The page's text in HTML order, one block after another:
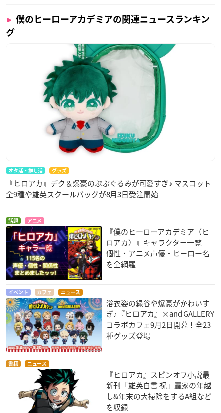
僕のヒーローアカデミアの関連ニュースランキン
グ
オタ活・推し活 グッズ
『ヒロアカ』デク＆爆豪のぷぷぐるみが可愛すぎ♪ マスコット
全9種や雄英スクールバッグが8月3日受注開始
話題 アニメ
『僕のヒーローアカデミア（ヒ
ロアカ）』キャラクター一覧
個性・アニメ声優・ヒーロー名
を全網羅
イベント カフェ ニュース
浴衣姿の緑谷や爆豪がかわいす
ぎ♪『ヒロアカ』×and GALLERY
コラボカフェ9月2日開幕！全23
種グッズ登場
書籍 ニュース
『ヒロアカ』スピンオフ小説最
新刊「雄英白書 祝」轟家の年越
し&年末の大掃除をするA組など
を収録